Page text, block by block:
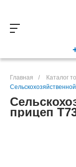
Главная / Каталог
прицеп